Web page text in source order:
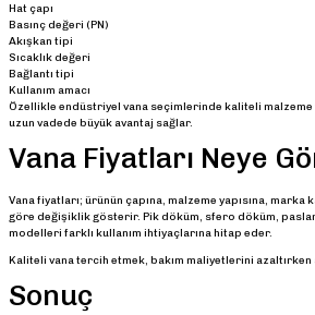
Hat çapı
Basınç değeri (PN)
Akışkan tipi
Sıcaklık değeri
Bağlantı tipi
Kullanım amacı
Özellikle endüstriyel vana seçimlerinde kaliteli malzeme
uzun vadede büyük avantaj sağlar.
Vana Fiyatları Neye
Vana fiyatları; ürünün çapına, malzeme yapısına, marka
göre değişiklik gösterir. Pik döküm, sfero döküm,
modelleri farklı kullanım ihtiyaçlarına hitap eder.
Kaliteli vana tercih etmek, bakım maliyetlerini azaltırken
Sonuç